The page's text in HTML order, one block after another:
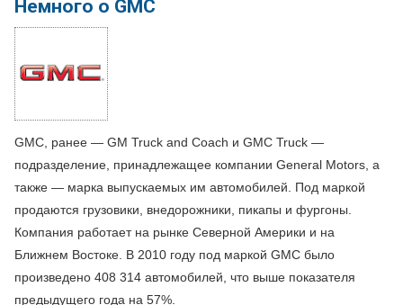
Немного о GMC
GMC, ранее — GM Truck and Coach и GMC Truck —
подразделение, принадлежащее компании General Motors, а
также — марка выпускаемых им автомобилей. Под маркой
продаются грузовики, внедорожники, пикапы и фургоны.
Компания работает на рынке Северной Америки и на
Ближнем Востоке. В 2010 году под маркой GMC было
произведено 408 314 автомобилей, что выше показателя
предыдущего года на 57%.